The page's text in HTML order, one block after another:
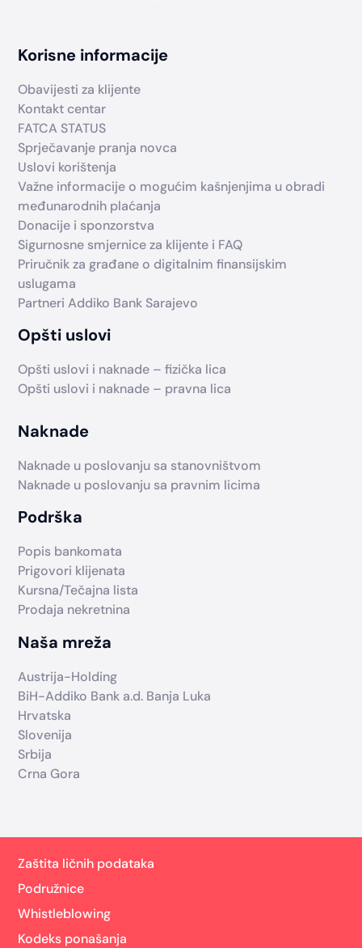
Korisne informacije
Obavijesti za klijente
Kontakt centar
FATCA STATUS
Sprječavanje pranja novca
Uslovi korištenja
Važne informacije o mogućim kašnjenjima u obradi
međunarodnih plaćanja
Donacije i sponzorstva
Sigurnosne smjernice za klijente i FAQ
Priručnik za građane o digitalnim finansijskim
uslugama
Partneri Addiko Bank Sarajevo
Opšti uslovi
Opšti uslovi i naknade – fizička lica
Opšti uslovi i naknade – pravna lica
Naknade
Naknade u poslovanju sa stanovništvom
Naknade u poslovanju sa pravnim licima
Podrška
Popis bankomata
Prigovori klijenata
Kursna/Tečajna lista
Prodaja nekretnina
Naša mreža
Austrija-Holding
BiH-Addiko Bank a.d. Banja Luka
Hrvatska
Slovenija
Srbija
Crna Gora
Zaštita ličnih podataka
Podružnice
Whistleblowing
Kodeks ponašanja